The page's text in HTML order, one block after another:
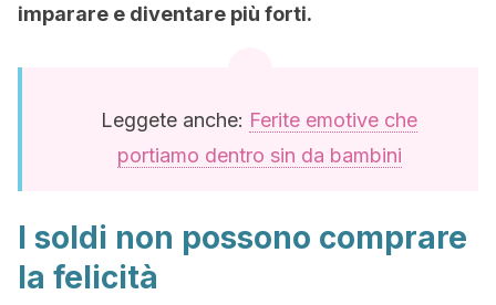
imparare e diventare più forti.
Leggete anche: Ferite emotive che
portiamo dentro sin da bambini
I soldi non possono comprare
la felicità